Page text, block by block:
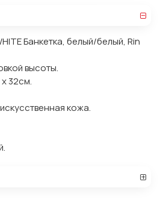
Банкетка, белый/белый, Rin
высоты.
32см.
кожа.